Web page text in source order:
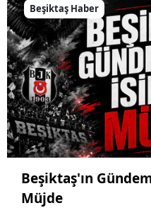
Beşiktaş Haber
Beşiktaş'ın
Müjde